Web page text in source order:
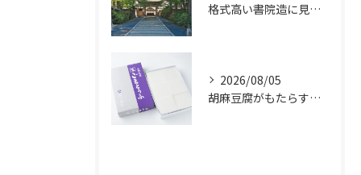
格式高い書院造に見る金剛峯寺の中世から近世への変遷
2026/08/05
胡麻豆腐がもたらす美肌の秘密：ビタミンEと抗酸化成分の力